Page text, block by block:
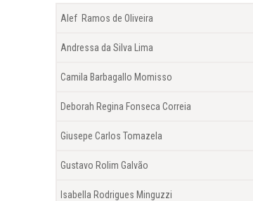
Alef Ramos de Oliveira
Andressa da Silva Lima
Camila Barbagallo Momisso
Deborah Regina Fonseca Correia
Giusepe Carlos Tomazela
Gustavo Rolim Galvão
Isabella Rodrigues Minguzzi